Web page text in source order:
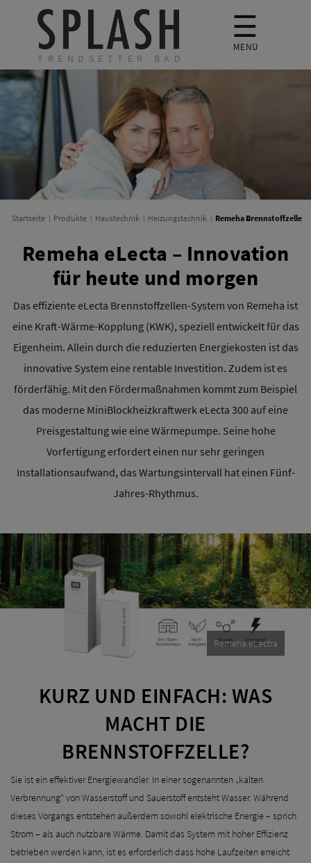
TRENDSETTER BAD
☰
MENÜ
Startseite Produkte Haustechnik Heizungstechnik Remeha Brennstoffzelle
Remeha eLecta – Innovation
für heute und morgen
Das effiziente eLecta Brennstoffzellen-System von Remeha ist
eine Kraft-Wärme-Kopplung (KWK), speziell entwickelt für das
Eigenheim. Allein durch die reduzierten Energiekosten ist das
innovative System eine rentable Investition. Zudem ist es
förderfähig. Mit den Fördermaßnahmen kommt zum Beispiel
das moderne MiniBlockheizkraftwerk eLecta 300 auf eine
Preisgestaltung wie eine Wärmepumpe. Seine hohe
Vorfertigung erfordert einen nur sehr geringen
Installationsaufwand, das Wartungsintervall hat einen Fünf-
Jahres-Rhythmus.
Remeha eLectra
KURZ UND EINFACH: WAS
MACHT DIE
BRENNSTOFFZELLE?
Sie ist ein effektiver Energiewandler. In einer sogenannten „kalten
Verbrennung“ von Wasserstoff und Sauerstoff entsteht Wasser. Während
dieses Vorgangs entstehen außerdem sowohl elektrische Energie – sprich
Strom – als auch nutzbare Wärme. Damit das System mit hoher Effizienz
betrieben werden kann, ist es erforderlich dass hohe Laufzeiten erreicht